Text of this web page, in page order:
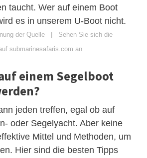
taucht. Wer auf einem Boot
es in unserem U-Boot nicht.
der Quelle
Sehen Sie sich die
submarinesafaris.com an
einem Segelboot
jeden treffen, egal ob auf
oder Segelyacht. Aber keine
Mittel und Methoden, um
Hier sind die besten Tipps